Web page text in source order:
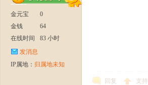
金元宝
0
金钱
64
在线时间
83 小时
发消息
IP属地： 归属地未知
回复 支持